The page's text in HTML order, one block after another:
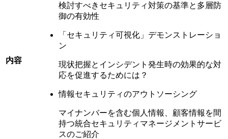
内容
検討すべきセキュリティ対策の基準と多層防
御の有効性
「セキュリティ可視化」デモンストレーショ
ン
現状把握とインシデント発生時の効果的な対
応を促進するためには？
情報セキュリティのアウトソーシング
マイナンバーを含む個人情報、顧客情報を間
持つ統合セキュリティマネージメントサービ
スのご紹介